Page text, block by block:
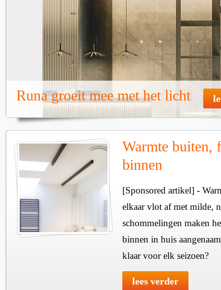
Runa groeit mee met het licht
Warmte buiten,
binnen
[Sponsored artikel] -
elkaar vlot af met milde,
schommelingen maken
binnen in huis
klaar voor elk seizoen?
lees verder